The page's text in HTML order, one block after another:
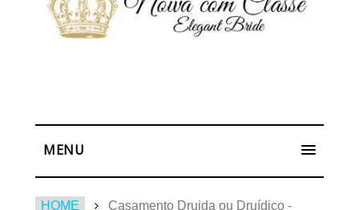
Casamento Celta ou com Tradições Celtas